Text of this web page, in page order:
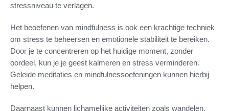
stressniveau te verlagen.
Het beoefenen van mindfulness is ook een krachtige techniek
om stress te beheersen en emotionele stabiliteit te bereiken.
Door je te concentreren op het huidige moment, zonder
oordeel, kun je je geest kalmeren en stress verminderen.
Geleide meditaties en mindfulnessoefeningen kunnen hierbij
helpen.
Daarnaast kunnen lichamelijke activiteiten zoals wandelen,